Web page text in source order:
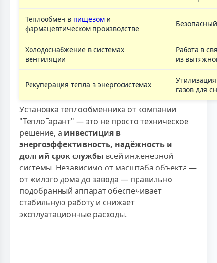
Теплообмен в пищевом и
фармацевтическом производстве
Холодоснабжение в системах
вентиляции
Работа в
из
Рекуперация тепла в энергосистемах
газов для
Установка теплообменника от компании
"ТеплоГарант" — это не просто техническое
решение, а инвестиция в
энергоэффективность, надёжность и
долгий срок службы всей инженерной
системы. Независимо от масштаба объекта —
от жилого дома до завода — правильно
подобранный аппарат обеспечивает
стабильную работу и снижает
эксплуатационные расходы.